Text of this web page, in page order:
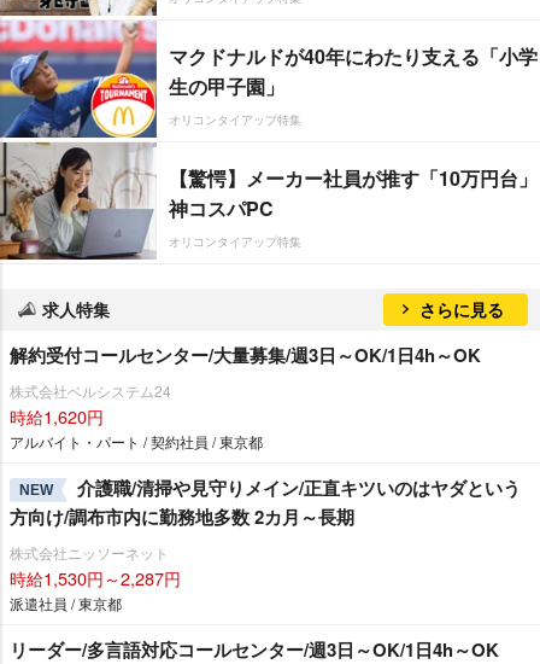
マクドナルドが40年にわたり支える「小学
生の甲子園」
オリコンタイアップ特集
【驚愕】メーカー社員が推す「10万円台」
神コスパPC
オリコンタイアップ特集
求人特集 さらに見る
解約受付コールセンター/大量募集/週3日～OK/1日4h～OK
株式会社ベルシステム24
時給1,620円
アルバイト・パート / 契約社員 / 東京都
NEW
介護職/清掃や見守りメイン/正直キツいのはヤダという
方向け/調布市内に勤務地多数 2カ月～長期
株式会社ニッソーネット
時給1,530円～2,287円
派遣社員 / 東京都
リーダー/多言語対応コールセンター/週3日～OK/1日4h～OK